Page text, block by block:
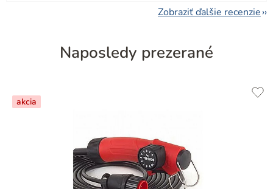
Zobraziť ďalšie recenzie
Naposledy prezerané
akcia